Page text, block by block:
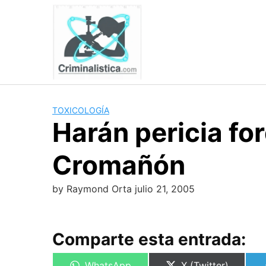
TOXICOLOGÍA
Harán pericia
Cromañón
by Raymond Orta julio 21, 2005
Comparte esta entrada: